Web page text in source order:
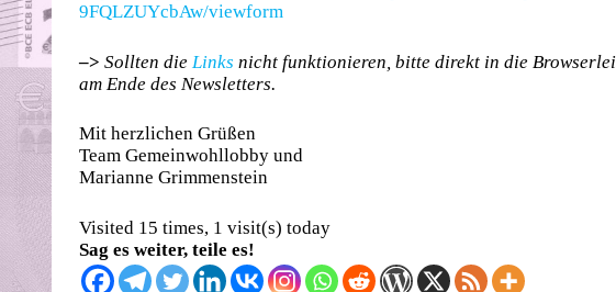
9FQLZUYcbAw/viewform
–> Sollten die Links nicht funktionieren, bitte direkt in die
am Ende des Newsletters.
Mit herzlichen Grüßen
Team Gemeinwohllobby und
Marianne Grimmenstein
Visited 15 times, 1 visit(s) today
Sag es weiter, teile es!